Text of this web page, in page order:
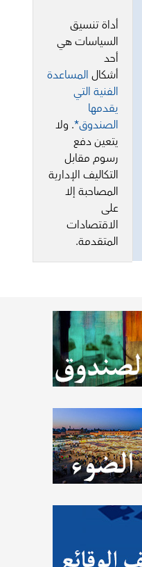
أداة تنسيق
السياسات هي
أحد
أشكالالمساعدة
الفنية التي
يقدمها
الصندوق*. ولا
يتعين دفع
رسوم مقابل
التكاليف الإدارية
المصاحبة إلا
على
الاقتصادات
المتقدمة.